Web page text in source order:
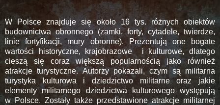
W Polsce znajduje się około 16 tys. różnych obiektów
budownictwa obronnego (zamki, forty, cytadele, twierdze,
linie fortyfikacji, mury obronne). Prezentują one bogate
wartości historyczne, krajobrazowe i kulturowe, dlatego
cieszą się coraz większą popularnością jako również
atrakcje turystyczne. Autorzy pokazali, czym są militarna
turystyka kulturowa i dziedzictwo militarne oraz jakie
elementy militarnego dziedzictwa kulturowego występują
w Polsce. Zostały także przedstawione atrakcje militarnej